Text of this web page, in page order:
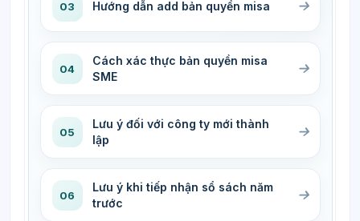
03 Hướng dẫn add bản quyền misa
04
Cách xác thực bản quyền misa
SME
05
Lưu ý đối với công ty mới thành
lập
06
Lưu ý khi tiếp nhận sổ sách năm
trước